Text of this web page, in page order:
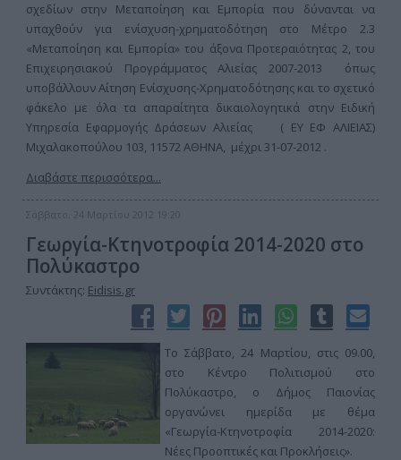
σχεδίων στην Μεταποίηση και Εμπορία που δύνανται να
υπαχθούν για ενίσχυση-χρηματοδότηση στο Μέτρο 2.3
«Μεταποίηση και Εμπορία» του άξονα Προτεραιότητας 2, του
Επιχειρησιακού Προγράμματος Αλιείας 2007-2013 όπως
υποβάλλουν Αίτηση Ενίσχυσης-Χρηματοδότησης και το σχετικό
φάκελο με όλα τα απαραίτητα δικαιολογητικά στην Ειδική
Υπηρεσία Εφαρμογής Δράσεων Αλιείας ( ΕΥ ΕΦ ΑΛΙΕΙΑΣ)
Μιχαλακοπούλου 103, 11572 ΑΘΗΝΑ, μέχρι 31-07-2012 .
Διαβάστε περισσότερα...
Σάββατο, 24 Μαρτίου 2012 19:20
Γεωργία-Κτηνοτροφία 2014-2020 στο
Πολύκαστρο
Συντάκτης: Eidisis.gr
Το Σάββατο, 24 Μαρτίου, στις 09.00,
στο Κέντρο Πολιτισμού στο
Πολύκαστρο, ο Δήμος Παιονίας
οργανώνει ημερίδα με θέμα
«Γεωργία-Κτηνοτροφία 2014-2020:
Νέες Προοπτικές και Προκλήσεις».